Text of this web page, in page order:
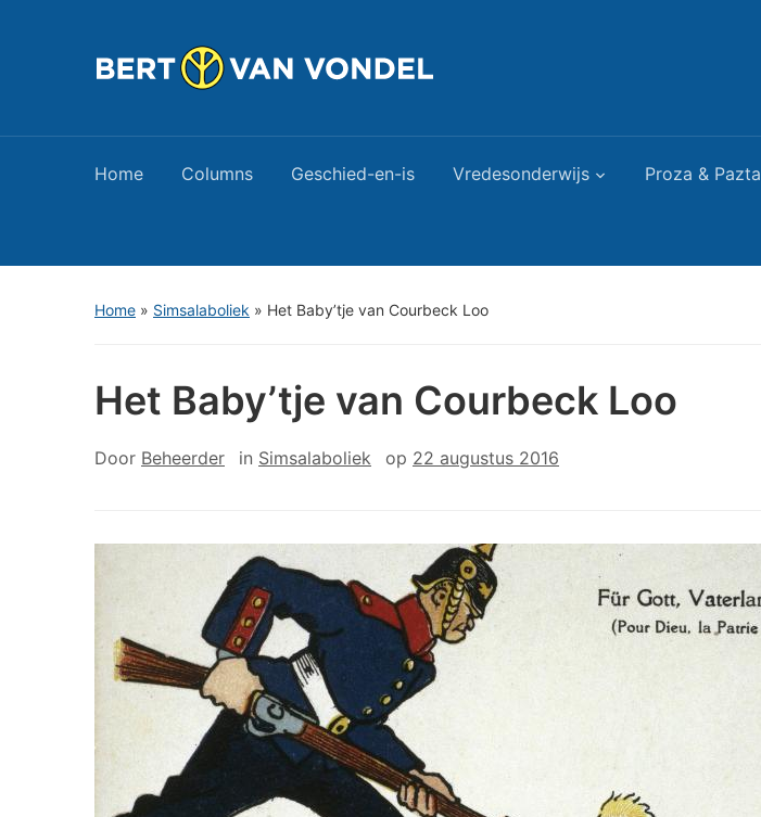
Home Columns Geschied-en-is Vredesonderwijs Proza & Pazta
Home » Simsalaboliek » Het Baby’tje van Courbeck Loo
Het Baby’tje van Courbeck Loo
Door Beheerder in Simsalaboliek op 22 augustus 2016